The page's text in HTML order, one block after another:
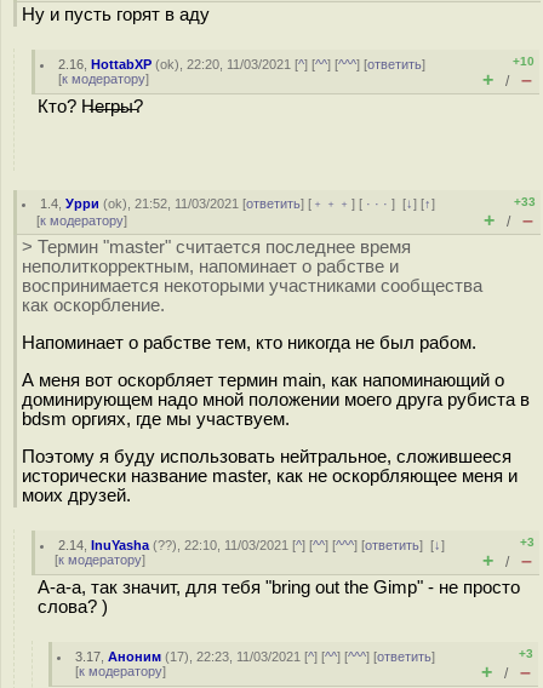
Ну и пусть горят в аду
2.16 ,HottabXP (ok), 22:20, 11/03/2021 [^] [^^] [^^^] [ответить]
[к модератору]
+10
+ / –
Кто? Н̶е̶г̶р̶ы̶?
1.4 ,Урри (ok), 21:52, 11/03/2021 [ответить] [ ﹢﹢﹢] [ · · ·][↓] [↑]
[к модератору]
+33
+ / –
> Термин "master" считается последнее время
неполиткорректным, напоминает о рабстве и
воспринимается некоторыми участниками сообщества
как оскорбление.
Напоминает о рабстве тем, кто никогда не был рабом.
А меня вот оскорбляет термин main, как напоминающий о
доминирующем надо мной положении моего друга рубиста в
bdsm оргиях, где мы участвуем.
Поэтому я буду использовать нейтральное, сложившееся
исторически название master, как не оскорбляющее меня и
моих друзей.
2.14 ,InuYasha (??), 22:10, 11/03/2021 [^] [^^] [^^^] [ответить][↓]
[к модератору]
+3
+ / –
А-а-а, так значит, для тебя "bring out the Gimp" - не просто
слова? )
3.17 ,Аноним (17), 22:23, 11/03/2021 [^] [^^] [^^^] [ответить]
[к модератору]
+3
+ / –